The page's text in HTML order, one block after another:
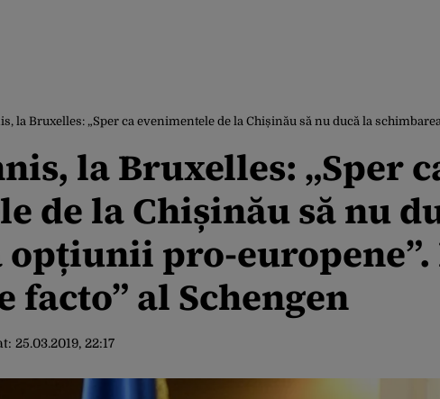
la Bruxelles: „Sper ca evenimentele de la Chișinău să nu ducă la
la Bruxelles: „Sper
de la Chișinău să nu
pro-europene”.
facto” al Schengen
25.03.2019, 22:17